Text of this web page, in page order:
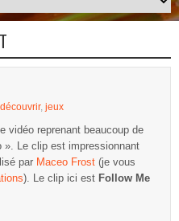
, jeux
vidéo reprenant beaucoup de
». Le clip est impressionnant
par Maceo Frost (je vous
). Le clip ici est Follow Me